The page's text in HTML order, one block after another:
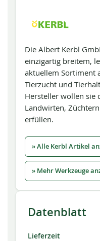
Die Albert Kerbl
einzigartig breitem,
aktuellem Sortiment
Tierzucht und
Hersteller wollen sie
Landwirten,
erfüllen.
» Alle Kerbl Artikel
» Mehr Werkzeuge
Datenblatt
Lieferzeit